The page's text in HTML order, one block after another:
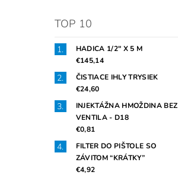
TOP 10
HADICA 1/2" X 5 M
€145,14
ČISTIACE IHLY TRYSIEK
€24,60
INJEKTÁŽNA HMOŽDINA BEZ
VENTILA - D18
€0,81
FILTER DO PIŠTOLE SO
ZÁVITOM “KRÁTKY”
€4,92